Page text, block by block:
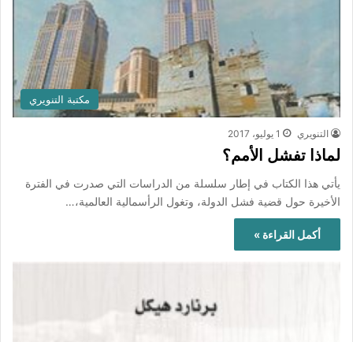
مكتبة التنويري
التنويري 1 يوليو، 2017
لماذا تفشل الأمم؟
يأتي هذا الكتاب في إطار سلسلة من الدراسات التي صدرت في الفترة
الأخيرة حول قضية فشل الدولة، وتغول الرأسمالية العالمية،…
أكمل القراءة »